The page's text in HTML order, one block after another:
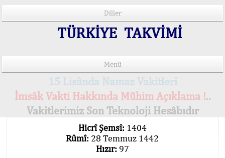
Diller
TÜRKİYE TAKVİMİ
Menü
15 Lisânda Namaz Vakitleri
İmsâk Vakti Hakkında Mühim Açıklama !..
Vakitlerimiz Son Teknoloji Hesâbıdır
Hicrî Şemsî: 1404
Rûmî: 28 Temmuz 1442
Hızır: 97